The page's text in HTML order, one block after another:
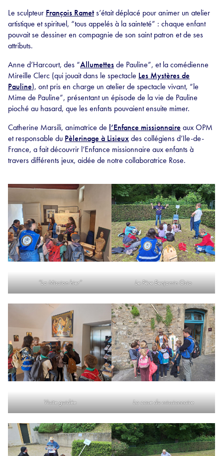
Le sculpteur François Ramets’était déplacé pour animer un atelier
artistique et spirituel, “tous appelés à la sainteté” : chaque enfant
pouvait se dessiner en compagnie de son saint patron et de ses
attributs.
Anne d’Harcourt, des “Allumettesde Pauline”, et la comédienne
Mireille Clerc (qui jouait dans le spectacle Les Mystères de
Pauline), ont pris en charge un atelier de spectacle vivant, “le
Mime de Pauline”, présentant un épisode de la vie de Pauline
pioché au hasard, que les enfants pouvaient ensuite mimer.
Catherine Marsili, animatrice de l’Enfance missionnaire aux OPM
et responsable du Pèlerinage à Lisieuxdes collégiens d’Ile-de-
France, a fait découvrir l’Enfance missionnaire aux enfants à
travers différents jeux, aidée de notre collaboratrice Rose.
“La Mission hier” Le Père Benjamin Osio
Visite guidée La case du missionnaire